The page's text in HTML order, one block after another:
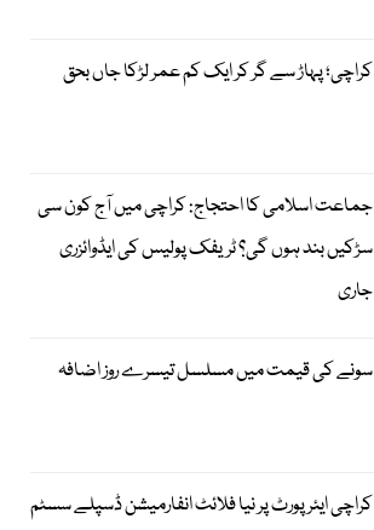
کراچی؛ پہاڑ سے گر کر ایک کم عمر لڑکا جاں بحق
جماعت اسلامی کا احتجاج: کراچی میں آج کون سی
سڑکیں بند ہوں گی؟ ٹریفک پولیس کی ایڈوائزری
جاری
سونے کی قیمت میں مسلسل تیسرے روز اضافہ
کراچی ایئرپورٹ پر نیا فلائٹ انفارمیشن ڈسپلے سسٹم